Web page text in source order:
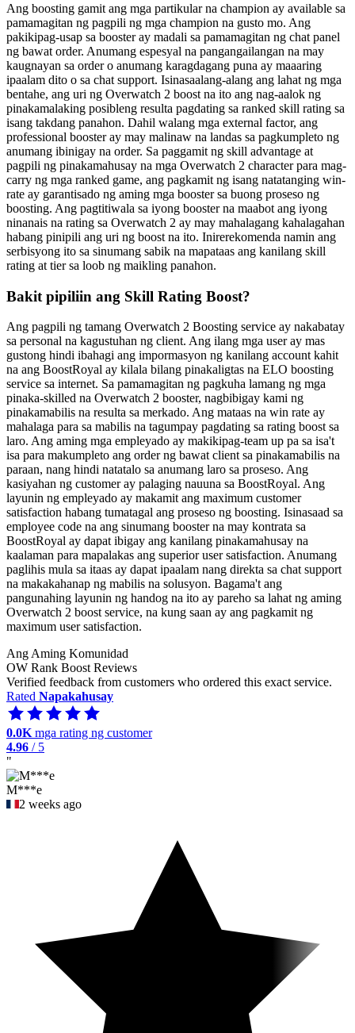
Ang boosting gamit ang mga partikular na champion ay available sa
pamamagitan ng pagpili ng mga champion na gusto mo. Ang
pakikipag-usap sa booster ay madali sa pamamagitan ng chat panel
ng bawat order. Anumang espesyal na pangangailangan na may
kaugnayan sa order o anumang karagdagang puna ay maaaring
ipaalam dito o sa chat support. Isinasaalang-alang ang lahat ng mga
bentahe, ang uri ng Overwatch 2 boost na ito ang nag-aalok ng
pinakamalaking posibleng resulta pagdating sa ranked skill rating sa
isang takdang panahon. Dahil walang mga external factor, ang
professional booster ay may malinaw na landas sa pagkumpleto ng
anumang ibinigay na order. Sa paggamit ng skill advantage at
pagpili ng pinakamahusay na mga Overwatch 2 character para mag-
carry ng mga ranked game, ang pagkamit ng isang natatanging win-
rate ay garantisado ng aming mga booster sa buong proseso ng
boosting. Ang pagtitiwala sa iyong booster na maabot ang iyong
ninanais na rating sa Overwatch 2 ay may mahalagang kahalagahan
habang pinipili ang uri ng boost na ito. Inirerekomenda namin ang
serbisyong ito sa sinumang sabik na mapataas ang kanilang skill
rating at tier sa loob ng maikling panahon.
Bakit pipiliin ang Skill Rating Boost?
Ang pagpili ng tamang Overwatch 2 Boosting service ay nakabatay
sa personal na kagustuhan ng client. Ang ilang mga user ay mas
gustong hindi ibahagi ang impormasyon ng kanilang account kahit
na ang BoostRoyal ay kilala bilang pinakaligtas na ELO boosting
service sa internet. Sa pamamagitan ng pagkuha lamang ng mga
pinaka-skilled na Overwatch 2 booster, nagbibigay kami ng
pinakamabilis na resulta sa merkado. Ang mataas na win rate ay
mahalaga para sa mabilis na tagumpay pagdating sa rating boost sa
laro. Ang aming mga empleyado ay makikipag-team up pa sa isa't
isa para makumpleto ang order ng bawat client sa pinakamabilis na
paraan, nang hindi natatalo sa anumang laro sa proseso. Ang
kasiyahan ng customer ay palaging nauuna sa BoostRoyal. Ang
layunin ng empleyado ay makamit ang maximum customer
satisfaction habang tumatagal ang proseso ng boosting. Isinasaad sa
employee code na ang sinumang booster na may kontrata sa
BoostRoyal ay dapat ibigay ang kanilang pinakamahusay na
kaalaman para mapalakas ang superior user satisfaction. Anumang
paglihis mula sa itaas ay dapat ipaalam nang direkta sa chat support
na makakahanap ng mabilis na solusyon. Bagama't ang
pangunahing layunin ng handog na ito ay pareho sa lahat ng aming
Overwatch 2 boost service, na kung saan ay ang pagkamit ng
maximum user satisfaction.
Ang Aming Komunidad
OW Rank Boost Reviews
Verified feedback from customers who ordered this exact service.
Rated Napakahusay
0.0K mga rating ng customer
4.96 / 5
"
M***e
2 weeks ago